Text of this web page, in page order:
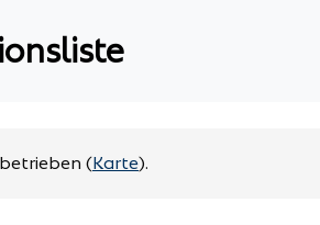
(Karte).